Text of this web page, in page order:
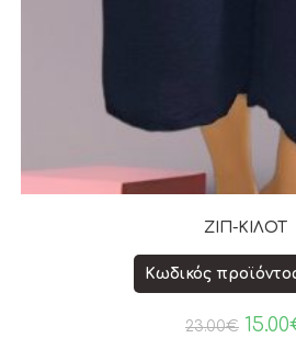
ΖΙΠ-ΚΙΛΟΤ
Κωδικός
23.00€ 15.00